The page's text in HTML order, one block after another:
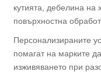
кутията, дебелина на
повърхностна
Персонализираните
помагат на марките
изживяването при